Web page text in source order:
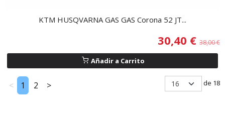
KTM HUSQVARNA GAS GAS Corona 52 JT...
30,40 € 38,00 €
Añadir a Carrito
< 1 2 > de 18